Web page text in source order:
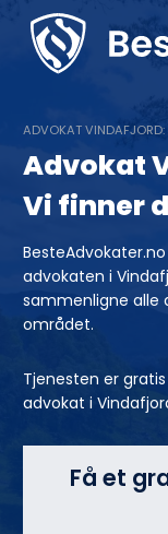
content
ADVOKAT VINDAFJORD:
Advokat
Vi finner
advokaten i
sammenligne alle
området.
Tjenesten er
advokat i
Få et